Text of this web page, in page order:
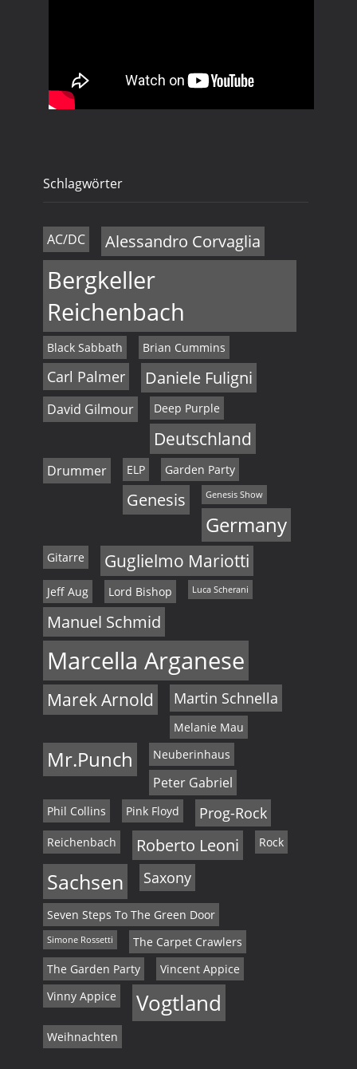
Schlagwörter
AC/DC Alessandro Corvaglia
Bergkeller
Reichenbach
Black Sabbath Brian Cummins
Carl Palmer Daniele Fuligni
David Gilmour Deep Purple
Deutschland
Drummer ELP Garden Party
Genesis Genesis Show
Germany
Gitarre Guglielmo Mariotti
Jeff Aug Lord Bishop Luca Scherani
Manuel Schmid
Marcella Arganese
Marek Arnold Martin Schnella
Melanie Mau
Mr.Punch Neuberinhaus
Peter Gabriel
Phil Collins Pink Floyd Prog-Rock
Reichenbach Roberto Leoni Rock
Sachsen Saxony
Seven Steps To The Green Door
Simone Rossetti
The Carpet Crawlers
The Garden Party
Vincent Appice
Vinny Appice
Vogtland
Weihnachten